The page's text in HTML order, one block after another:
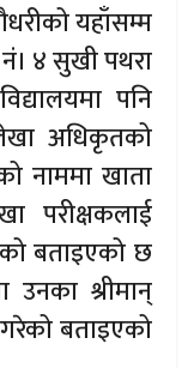
यहाँसम्म
४ सुखी पथरा
पनि
अधिकृतको
नाममा खाता
परीक्षकलाई
बताइएको छ
उनका श्रीमान्
बताइएको